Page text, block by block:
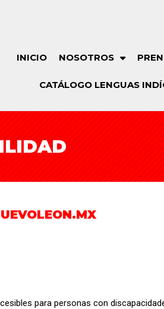
INICIO NOSOTROS
CATÁLOGO LENGUAS
para personas con